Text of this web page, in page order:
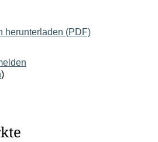
herunterladen (PDF)
)